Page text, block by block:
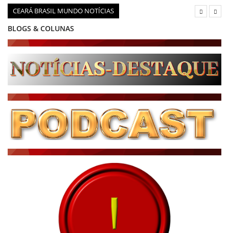
CEARÁ BRASIL MUNDO NOTÍCIAS
PODCAST - PONTO DE VISTA
BRASIL DE FATO - ÚLTIMAS NOTÍCIAS
NOTÍCIAS DESTAQUE DO DIA
NOTÍCIAS TAMBÉM NA TELA
BRASIL MUNDO AO VIVO
O MUNDO É NOTÍCIA
JORNAL DO BRASIL
RÁDIO AGÊNCIA